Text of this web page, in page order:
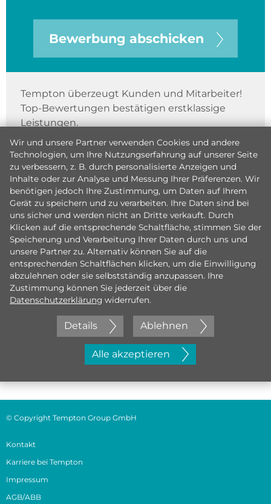
Bewerbung abschicken
Tempton überzeugt Kunden und Mitarbeiter!
Top-Bewertungen bestätigen erstklassige
Leistungen.
Jetzt initiativ bewerben
Wir und unsere Partner verwenden Cookies und andere
Technologien, um Ihre Nutzungserfahrung auf unserer Seite
zu verbessern, z. B. durch personalisierte Anzeigen und
Inhalte oder zur Analyse und Messung Ihrer Präferenzen. Wir
benötigen jedoch Ihre Zustimmung, um Daten auf Ihrem
Gerät zu speichern und zu verarbeiten. Ihre Daten sind bei
uns sicher und werden nicht an Dritte verkauft. Durch
Klicken auf die entsprechende Schaltfläche, stimmen Sie der
Speicherung und Verarbeitung Ihrer Daten durch uns und
unsere Partner zu. Alternativ können Sie auf die
entsprechenden Schaltflächen klicken, um die Einwilligung
abzulehnen oder sie selbstständig anzupassen. Ihre
Zustimmung können Sie jederzeit über die
Datenschutzerklärung widerrufen.
Details Ablehnen
Alle akzeptieren
© Copyright Tempton Group GmbH
Kontakt
Karriere bei Tempton
Impressum
AGB/ABB